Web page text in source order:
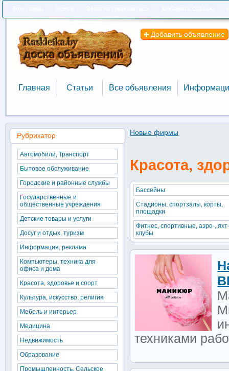
Добавить объявление
Главная
Главная
Статьи
Статьи
Все объявления
Все объявления
Новые фирмы
Красота,
Бассейны
Стадионы, спортзалы, корты,
площадки
Фитнес, спортивные, аэро-,
клубы
техниками
Рубрикатор
Автомобили, Транспорт
Бытовое обслуживание
Городские и районные службы
Государственные и
общественные учреждения
Детские товары и услуги
Досуг и отдых, туризм
Информация, реклама
Компьютеры, техника для
офиса и дома
Красота, здоровье и спорт
Культура, искусство, религия
Мебель и интерьер
Медицина
Недвижимость
Образование
Промышленность, Сельское